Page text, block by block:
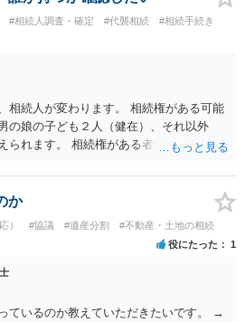
どが必要になります。裁判所ウェブサイ
いので、管轄裁判所のホームページを確
#相続人調査・確定 #代襲相続 #相続手続き
相続人が変わります。 相続権がある可能
の娘の子ども２人（健在）、それ以外
られます。 相続権がある者全員で、遺産
か
） #協議 #遺産分割 #不動産・土地の相続
役にたった 1
ているのか教えていただきたいです。 →